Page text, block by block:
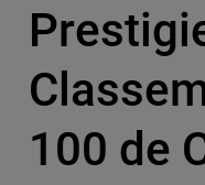
100 de